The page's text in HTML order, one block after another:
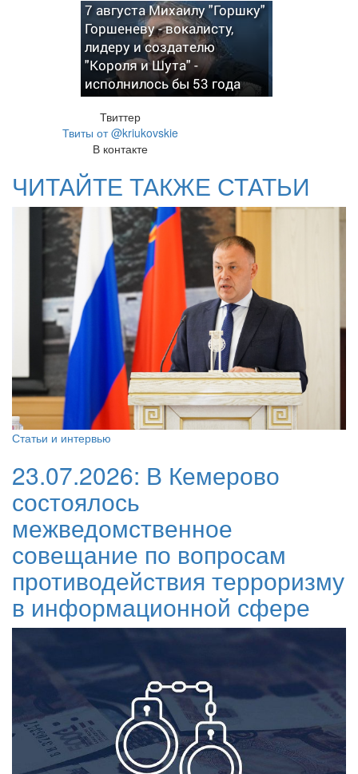
7 августа Михаилу "Горшку"
Горшеневу - вокалисту,
лидеру и создателю
"Короля и Шута" -
исполнилось бы 53 года
Твиттер
Твиты от @kriukovskie
В контакте
ЧИТАЙТЕ ТАКЖЕ СТАТЬИ
Статьи и интервью
23.07.2026: В Кемерово
состоялось
межведомственное
совещание по вопросам
противодействия терроризму
в информационной сфере